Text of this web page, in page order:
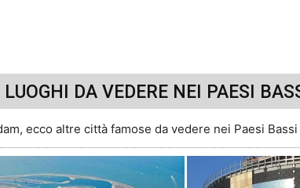
DA VEDERE NEI PAESI
ecco altre città famose da vedere nei Paesi